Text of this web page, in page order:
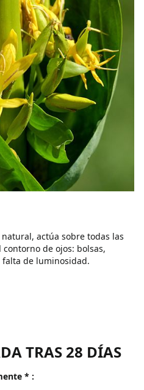
actúa sobre todas las
de ojos: bolsas,
de luminosidad.
TRAS 28 DÍAS
* :